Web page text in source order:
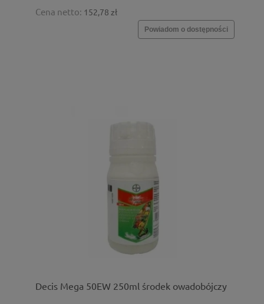
Cena netto: 152,78 zł
Powiadom o dostępności
Decis Mega 50EW 250ml środek owadobójczy